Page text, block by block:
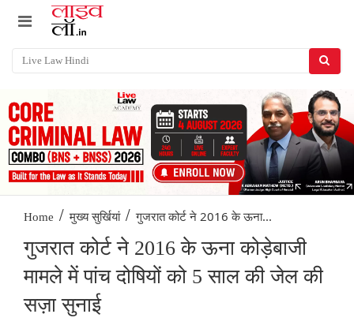
Home / मुख्य सुर्खियां / गुजरात कोर्ट ने 2016 के ऊना...
गुजरात कोर्ट ने 2016 के ऊना कोड़ेबाजी
मामले में पांच दोषियों को 5 साल की जेल की
सज़ा सुनाई